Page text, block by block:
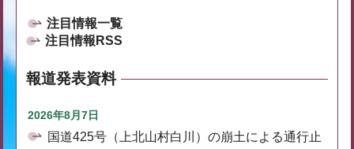
注目情報一覧
注目情報RSS
報道発表資料
2026年8月7日
国道425号（上北山村白川）の崩土による通行止